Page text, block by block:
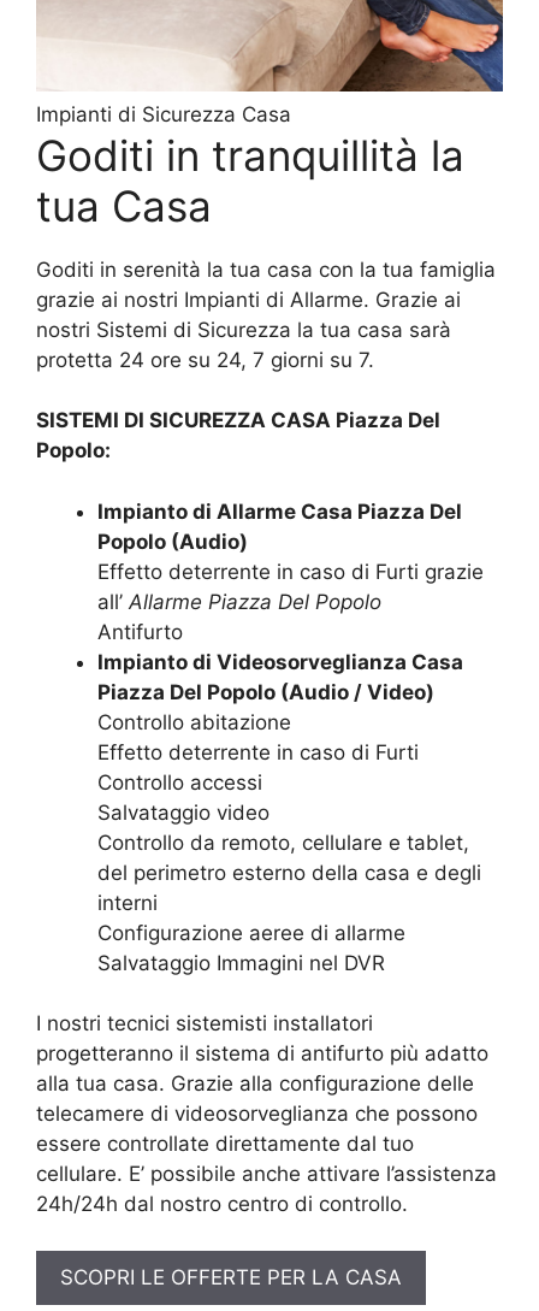
Impianti di Sicurezza Casa
Goditi in tranquillità la
tua Casa
Goditi in serenità la tua casa con la tua famiglia
grazie ai nostri Impianti di Allarme. Grazie ai
nostri Sistemi di Sicurezza la tua casa sarà
protetta 24 ore su 24, 7 giorni su 7.
SISTEMI DI SICUREZZA CASA Piazza Del
Popolo:
Impianto di Allarme Casa Piazza Del
Popolo (Audio)
Effetto deterrente in caso di Furti grazie
all’ Allarme Piazza Del Popolo
Antifurto
Impianto di Videosorveglianza Casa
Piazza Del Popolo (Audio / Video)
Controllo abitazione
Effetto deterrente in caso di Furti
Controllo accessi
Salvataggio video
Controllo da remoto, cellulare e tablet,
del perimetro esterno della casa e degli
interni
Configurazione aeree di allarme
Salvataggio Immagini nel DVR
I nostri tecnici sistemisti installatori
progetteranno il sistema di antifurto più adatto
alla tua casa. Grazie alla configurazione delle
telecamere di videosorveglianza che possono
essere controllate direttamente dal tuo
cellulare. E’ possibile anche attivare l’assistenza
24h/24h dal nostro centro di controllo.
SCOPRI LE OFFERTE PER LA CASA